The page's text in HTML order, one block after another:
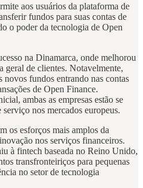
aos usuários da plataforma de
fundos para suas contas de
o poder da tecnologia de Open
na Dinamarca, onde melhorou
geral de clientes. Notavelmente,
fundos entrando nas contas
de Open Finance.
ambas as empresas estão se
nos mercados europeus.
os esforços mais amplos da
nos serviços financeiros.
à fintech baseada no Reino Unido,
transfronteiriços para pequenas
no setor de tecnologia